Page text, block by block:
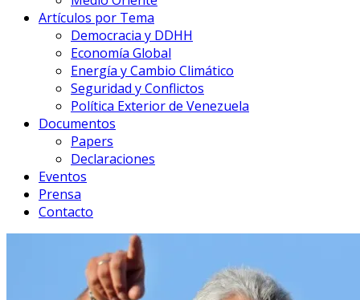
Artículos por Tema
Democracia y DDHH
Economía Global
Energía y Cambio Climático
Seguridad y Conflictos
Política Exterior de Venezuela
Documentos
Papers
Declaraciones
Eventos
Prensa
Contacto